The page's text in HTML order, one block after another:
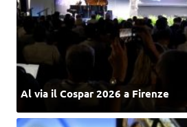
Al via il Cospar 2026 a Firenze